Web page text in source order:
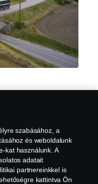
szabásához, a
és weboldalunk
kat használunk. A
adatait
partnereinkkel is
kattintva Ön